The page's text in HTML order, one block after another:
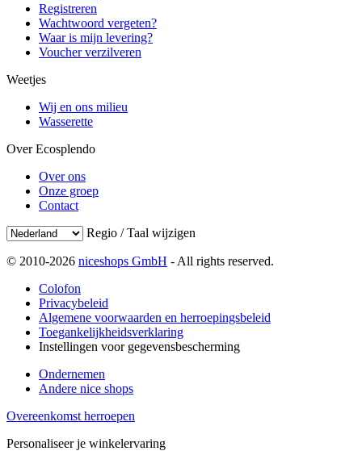
Registreren
Wachtwoord vergeten?
Waar is mijn levering?
Voucher verzilveren
Weetjes
Wij en ons milieu
Wasserette
Over Ecosplendo
Over ons
Onze groep
Contact
Regio / Taal wijzigen
© 2010-2026 niceshops GmbH - All rights reserved.
Colofon
Privacybeleid
Algemene voorwaarden en herroepingsbeleid
Toegankelijkheidsverklaring
Instellingen voor gegevensbescherming
Ondernemen
Andere nice shops
Overeenkomst herroepen
Personaliseer je winkelervaring